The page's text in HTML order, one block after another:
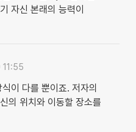
자신 본래의 능력이
이 다를 뿐이죠. 저자의
의 위치와 이동할 장소를